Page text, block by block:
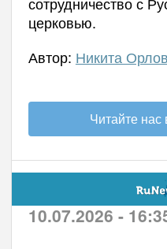
церковью.
Автор: Никита Орлов
Читайте нас
10.07.2026 -